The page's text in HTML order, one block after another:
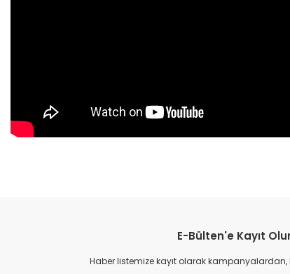
Ürün resmi kalitesiz, bozuk veya görüntülenemiyor.
Ürün açıklamasında eksik bilgiler bulunuyor.
E-Bülten'e Kayıt
Haber listemize kayıt olarak